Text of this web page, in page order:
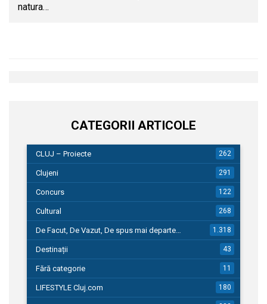
natura…
CATEGORII ARTICOLE
CLUJ – Proiecte 262
Clujeni 291
Concurs 122
Cultural 268
De Facut, De Vazut, De spus mai departe… 1.318
Destinații 43
Fără categorie 11
LIFESTYLE Cluj.com 180